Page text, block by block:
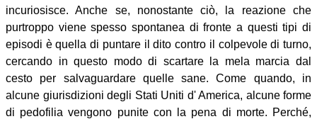
incuriosisce. Anche se, nonostante ciò, la reazione che
purtroppo viene spesso spontanea di fronte a questi tipi di
episodi è quella di puntare il dito contro il colpevole di turno,
cercando in questo modo di scartare la mela marcia dal
cesto per salvaguardare quelle sane. Come quando, in
alcune giurisdizioni degli Stati Uniti d' America, alcune forme
di pedofilia vengono punite con la pena di morte. Perché,